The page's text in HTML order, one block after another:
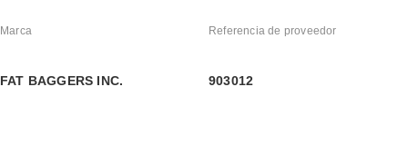
Marca
FAT BAGGERS INC.
Referencia de proveedor
903012